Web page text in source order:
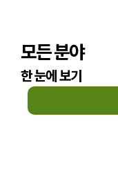
모든 분야
한 눈에 보기